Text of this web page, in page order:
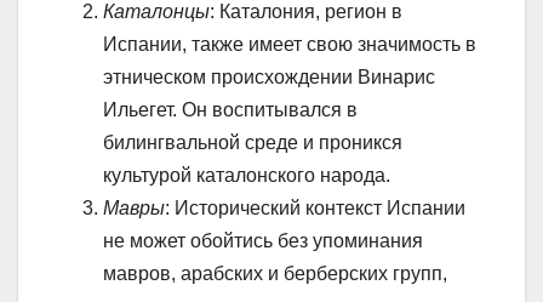
Каталонцы: Каталония, регион в
Испании, также имеет свою значимость в
этническом происхождении Винарис
Ильегет. Он воспитывался в
билингвальной среде и проникся
культурой каталонского народа.
Мавры: Исторический контекст Испании
не может обойтись без упоминания
мавров, арабских и берберских групп,